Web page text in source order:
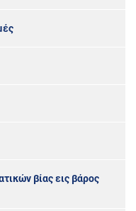
βίας εις βάρος